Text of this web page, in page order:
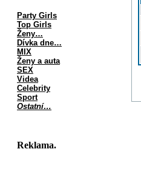
Party Girls
Top Girls
Ženy…
Dívka dne…
MIX
Ženy a auta
SEX
Videa
Celebrity
Sport
Ostatní…
Reklama.